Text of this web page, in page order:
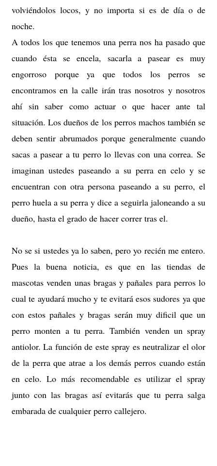
volviéndolos locos, y no importa si es de día o de
noche.
A todos los que tenemos una perra nos ha pasado que
cuando ésta se encela, sacarla a pasear es muy
engorroso porque ya que todos los perros se
encontramos en la calle irán tras nosotros y nosotros
ahí sin saber como actuar o que hacer ante tal
situación. Los dueños de los perros machos también se
deben sentir abrumados porque generalmente cuando
sacas a pasear a tu perro lo llevas con una correa. Se
imaginan ustedes paseando a su perra en celo y se
encuentran con otra persona paseando a su perro, el
perro huela a su perra y dice a seguirla jaloneando a su
dueño, hasta el grado de hacer correr tras el.
No se si ustedes ya lo saben, pero yo recién me entero.
Pues la buena noticia, es que en las tiendas de
mascotas venden unas bragas y pañales para perros lo
cual te ayudará mucho y te evitará esos sudores ya que
con estos pañales y bragas serán muy dificil que un
perro monten a tu perra. También venden un spray
antiolor. La función de este spray es neutralizar el olor
de la perra que atrae a los demás perros cuando están
en celo. Lo más recomendable es utilizar el spray
junto con las bragas así evitarás que tu perra salga
embarada de cualquier perro callejero.